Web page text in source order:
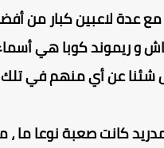
عدة لاعبين كبار من
و ريموند كوبا هي أسماء
عن أي منهم في تلك الفترة ، فأن تسجل 182
كانت صعبة نوعا